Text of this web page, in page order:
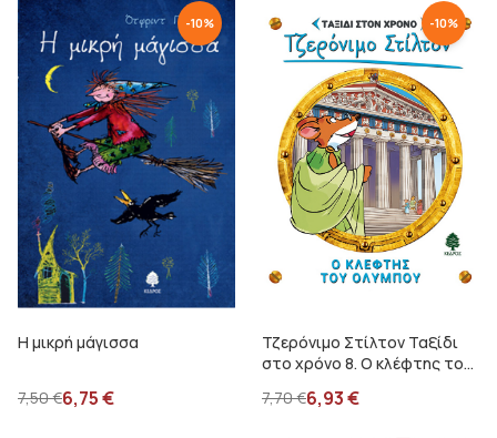
-10%
Η μικρή μάγισσα
7,50€6,75€
-10%
Τζερόνιμο Στίλτον Ταξίδι
στο χρόνο 8. Ο κλέφτης του
7,70€6,93€